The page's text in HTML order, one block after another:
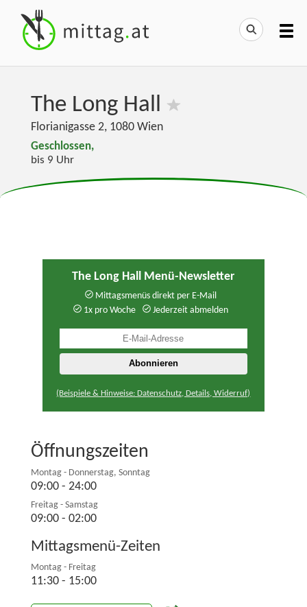
The Long Hall
Florianigasse 2, 1080 Wien
Geschlossen,
bis 9 Uhr
The Long Hall Menü-Newsletter
Mittagsmenüs direkt per E-Mail
1x pro Woche
Jederzeit abmelden
(Beispiele & Hinweise: Datenschutz, Details, Widerruf)
Öffnungszeiten
Montag - Donnerstag, Sonntag
09:00 - 24:00
Freitag - Samstag
09:00 - 02:00
Mittagsmenü-Zeiten
Montag - Freitag
11:30 - 15:00